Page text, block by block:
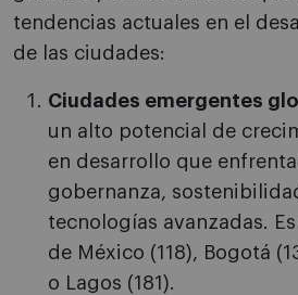
tendencias actuales en el
de las ciudades:
Ciudades emergentes
un alto potencial de
en desarrollo que
gobernanza,
tecnologías avanzadas.
de México (118), Bogotá
o Lagos (181).